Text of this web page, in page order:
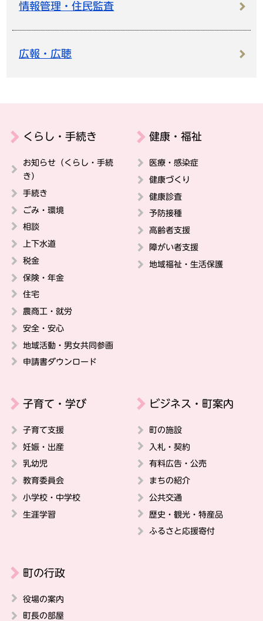
情報管理・住民監査
広報・広聴
くらし・手続き
お知らせ（くらし・手続
き）
手続き
ごみ・環境
相談
上下水道
税金
保険・年金
住宅
農商工・就労
安全・安心
地域活動・男女共同参画
申請書ダウンロード
健康・福祉
医療・感染症
健康づくり
健康診査
予防接種
高齢者支援
障がい者支援
地域福祉・生活保護
子育て・学び
子育て支援
妊娠・出産
乳幼児
教育委員会
小学校・中学校
生涯学習
ビジネス・町案内
町の施設
入札・契約
有料広告・公売
まちの紹介
公共交通
歴史・観光・特産品
ふるさと応援寄付
町の行政
役場の案内
町長の部屋